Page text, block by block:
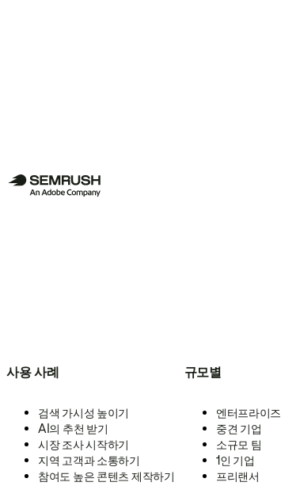
사용 사례
검색 가시성 높이기
AI의 추천 받기
시장 조사 시작하기
지역 고객과 소통하기
참여도 높은 콘텐츠 제작하기
규모별
엔터프라이즈
중견 기업
소규모 팀
1인 기업
프리랜서